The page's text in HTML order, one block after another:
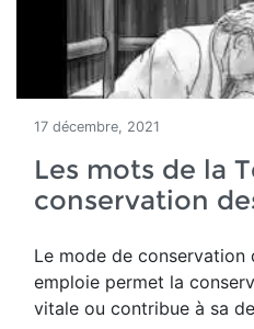
17 décembre, 2021
Les mots de la
conservation
Le mode de conservation
emploie permet la
vitale ou contribue à sa